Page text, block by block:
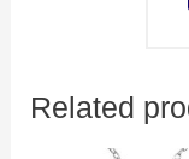
Related